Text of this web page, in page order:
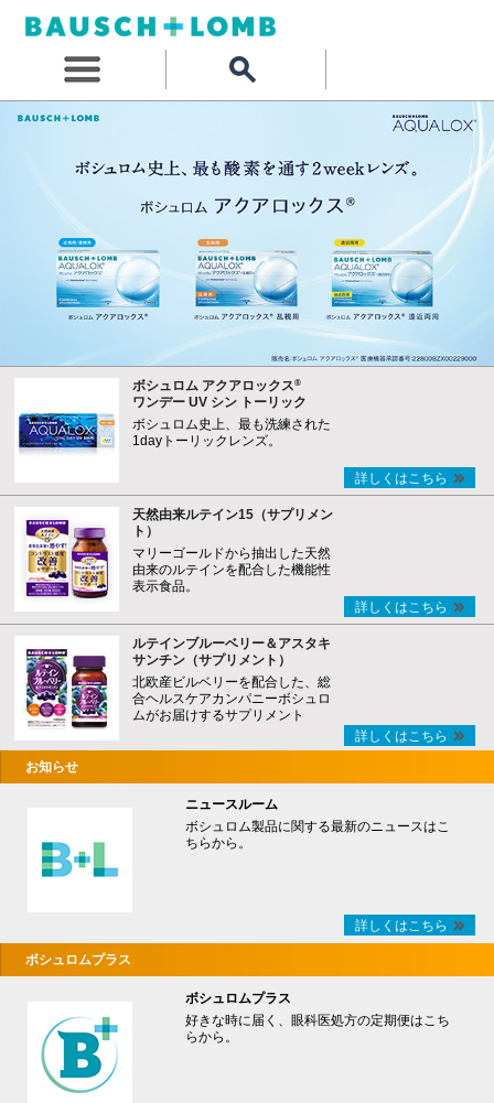
ボシュロム アクアロックス®
ワンデー UV シン トーリック
ボシュロム史上、最も洗練された
1dayトーリックレンズ。
詳しくはこちら
天然由来ルテイン15（サプリメン
ト）
マリーゴールドから抽出した天然
由来のルテインを配合した機能性
表示食品。
詳しくはこちら
ルテインブルーベリー＆アスタキ
サンチン（サプリメント）
北欧産ビルベリーを配合した、総
合ヘルスケアカンパニーボシュロ
ムがお届けするサプリメント
詳しくはこちら
お知らせ
ニュースルーム
ボシュロム製品に関する最新のニュースはこ
ちらから。
詳しくはこちら
ボシュロムプラス
ボシュロムプラス
好きな時に届く、眼科医処方の定期便はこち
らから。